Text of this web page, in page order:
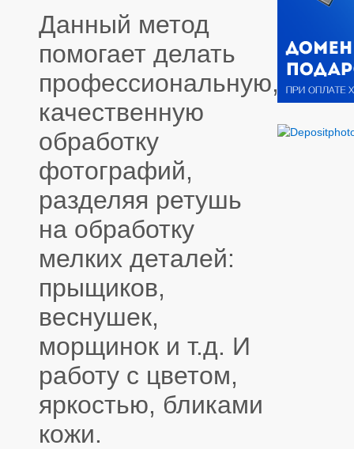
Данный метод
помогает делать
профессиональную,
качественную
обработку
фотографий,
разделяя ретушь
на обработку
мелких деталей:
прыщиков,
веснушек,
морщинок и т.д. И
работу с цветом,
яркостью, бликами
кожи.